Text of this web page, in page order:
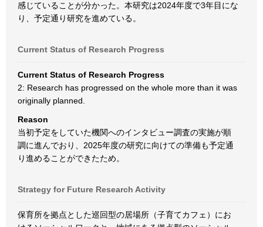
感じていることが分かった。本研究は2024年度で3年目にな
り、予定通り研究を進めている。
Current Status of Research Progress
Current Status of Research Progress
2: Research has progressed on the whole more than it was
originally planned.
Reason
当初予定をしていた機関へのインタビュー調査の実施が順
調に進んでおり、2025年度の研究に向けての準備も予定通
り進めることができたため。
Strategy for Future Research Activity
保育所を拠点とした巡回型の居場所（子育てカフェ）にお